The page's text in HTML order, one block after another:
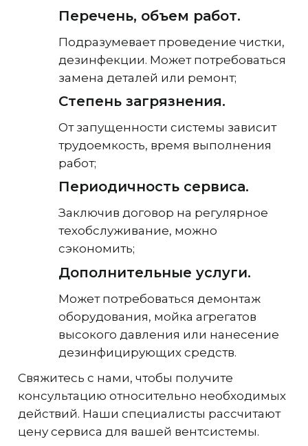
Перечень, объем работ.
Подразумевает проведение чистки,
дезинфекции. Может потребоваться
замена деталей или ремонт;
Степень загрязнения.
От запущенности системы зависит
трудоемкость, время выполнения
работ;
Периодичность сервиса.
Заключив договор на регулярное
техобслуживание, можно
сэкономить;
Дополнительные услуги.
Может потребоваться демонтаж
оборудования, мойка агрегатов
высокого давления или нанесение
дезинфицирующих средств.
Свяжитесь с нами, чтобы получите
консультацию относительно необходимых
действий. Наши специалисты рассчитают
цену сервиса для вашей вентсистемы.